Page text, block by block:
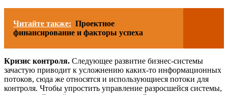
Читайте также: Проектное
финансирование и факторы успеха
Кризис контроля. Следующее развитие бизнес-системы
зачастую приводит к усложнению каких-то информационных
потоков, сюда же относятся и использующиеся потоки для
контроля. Чтобы упростить управление разросшейся системы,